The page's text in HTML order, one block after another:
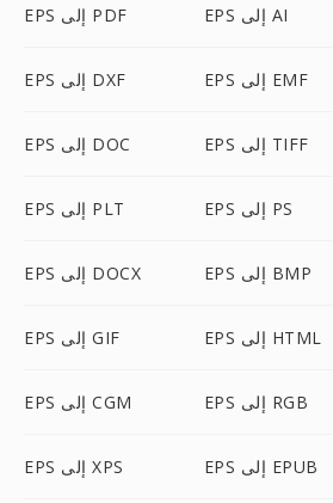
EPS إلى PDF EPS إلى AI
EPS إلى DXF EPS إلى EMF
EPS إلى DOC EPS إلى TIFF
EPS إلى PLT EPS إلى PS
EPS إلى DOCX EPS إلى BMP
EPS إلى GIF EPS إلى HTML
EPS إلى CGM EPS إلى RGB
EPS إلى XPS EPS إلى EPUB